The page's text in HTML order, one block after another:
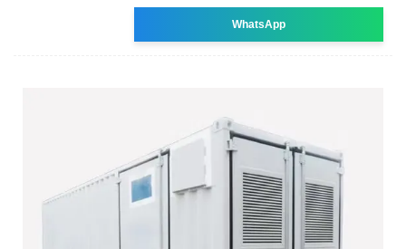
WhatsApp